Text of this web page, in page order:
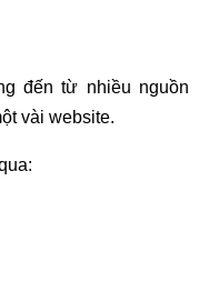
đến từ nhiều nguồn
vài website.